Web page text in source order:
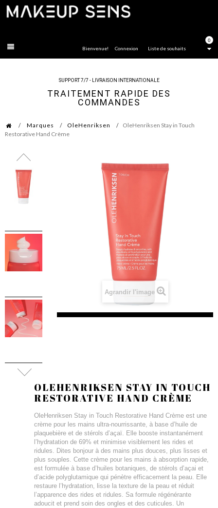
0
Liste de souhaits
Bienvenue! Connexion
SUPPORT 7/7 - LIVRAISON INTERNATIONALE
TRAITEMENT RAPIDE DES
COMMANDES
Marques OleHenriksen
OleHenriksen Stay in Touch
Restorative Hand Crème
Agrandir l'image
OLEHENRIKSEN STAY IN TOUCH
RESTORATIVE HAND CRÈME
OleHenriksen Stay in Touch Restorative Hand Crème est une
crème pour les mains ultra-nourrissante, à base d’huile de
plaquebière et de stérols d’açaï. Elle booste instantanément
l’hydratation de 69% et minimise visiblement les rides et
ridules. Dites bonjour à des mains plus douces, plus lisses et
plus souples. Cette crème pour les mains à absorption rapide,
est formulée à base d’huiles botaniques, de stérols d’açai et
d’acide polyglutamique qui pénètre efficacement la peau. Elle
restaure l’hydratation, lisse la texture de la peau et réduit
l’apparence des rides et ridules. Sa formule régénérante
adoucit et prend soin des ongles et des cuticules. Un